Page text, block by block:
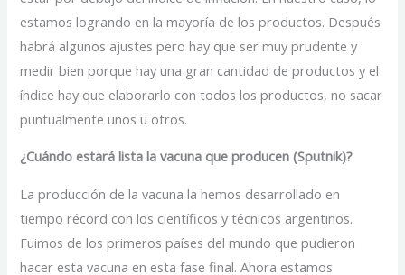
estamos logrando en la mayoría de los productos. Después
habrá algunos ajustes pero hay que ser muy prudente y
medir bien porque hay una gran cantidad de productos y el
índice hay que elaborarlo con todos los productos, no sacar
puntualmente unos u otros.
¿Cuándo estará lista la vacuna que producen (Sputnik)?
La producción de la vacuna la hemos desarrollado en
tiempo récord con los científicos y técnicos argentinos.
Fuimos de los primeros países del mundo que pudieron
hacer esta vacuna en esta fase final. Ahora estamos